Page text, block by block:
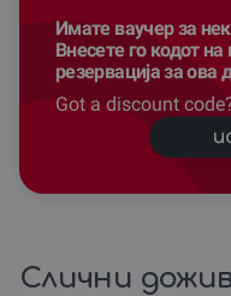
Имате ваучер за
Внесете го кодот на
резервација за
Got a discount
Слични